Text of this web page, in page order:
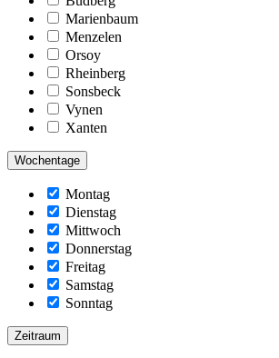
Marienbaum
Menzelen
Orsoy
Rheinberg
Sonsbeck
Vynen
Xanten
Wochentage
Montag
Dienstag
Mittwoch
Donnerstag
Freitag
Samstag
Sonntag
Zeitraum